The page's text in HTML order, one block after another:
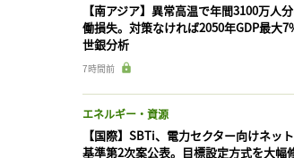
【南アジア】異常高温で年間3100万人
働損失。対策なければ2050年GDP最大
世銀分析
7時間前
エネルギー・資源
【国際】SBTi、電力セクター向けネッ
基準第2次案公表。目標設定方式を大幅